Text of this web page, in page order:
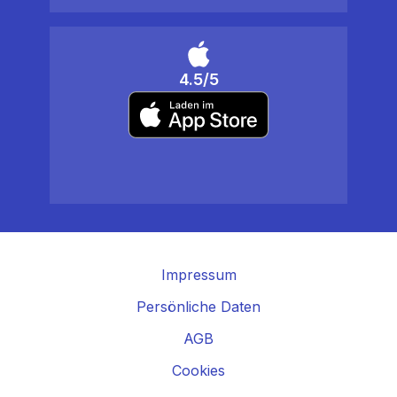
4.5/5
Impressum
Persönliche Daten
AGB
Cookies